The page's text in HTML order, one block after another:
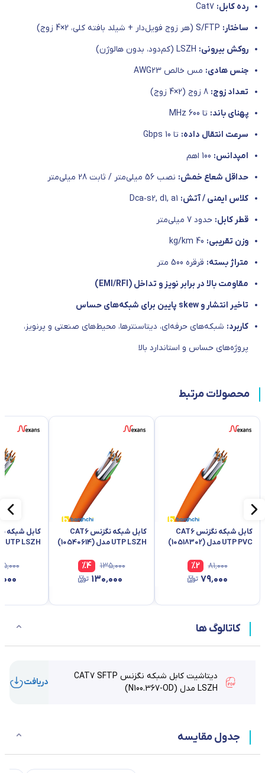
رده کابل:
ساختار:
روکش بیرونی:
جنس هادی: مس خالص AWG23
تعداد زوج:
پهنای باند: تا 600 MHz
سرعت انتقال داده: تا 10 Gbps
امپدانس:
حداقل شعاع خمش: نصب 56 میلی‌متر / ثابت 28 میلی‌متر
کلاس ایمنی / آتش:
قطر کابل: حدود 7 میلی‌متر
وزن تقریبی:
متراژ بسته: قرقره 500 متر
مقاومت بالا در برابر نویز و تداخل (EMI/RFI)
تاخیر انتشار و skew پایین برای شبکه‌های حساس
کاربرد: شبکه‌های حرفه‌ای، دیتاسنترها، محیط‌های صنعتی و پرنویز،
پروژه‌های حساس و استاندارد بالا
محصولات مرتبط
کابل شبکه نگزنس CAT6
UTP PVC مدل (10518302)
۸۱٬۰۰۰ %2
۷۹٬۰۰۰
کابل شبکه نگزنس CAT6
UTP LSZH مدل (10540614)
۱۳۵٬۰۰۰ %4
۱۳۰٬۰۰۰
UTP LSZH مدل (10518259)
کاتالوگ ها
دیتاشیت کابل شبکه نگزنس CAT7 SFTP
LSZH مدل (N100.367-OD)
دریافت
جدول مقایسه